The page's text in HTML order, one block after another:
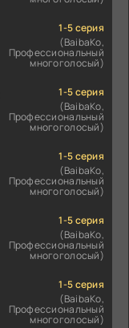
1-5 серия
(BaibaKo,
Профессиональный
многоголосый)
1-5 серия
(BaibaKo,
Профессиональный
многоголосый)
1-5 серия
(BaibaKo,
Профессиональный
многоголосый)
1-5 серия
(BaibaKo,
Профессиональный
многоголосый)
1-5 серия
(BaibaKo,
Профессиональный
многоголосый)